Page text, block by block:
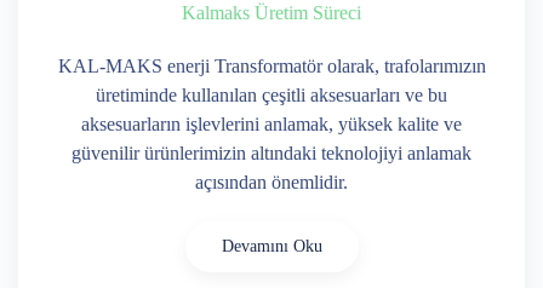
Kalmaks Üretim Süreci
KAL-MAKS enerji Transformatör olarak, trafolarımızın
üretiminde kullanılan çeşitli aksesuarları ve bu
aksesuarların işlevlerini anlamak, yüksek kalite ve
güvenilir ürünlerimizin altındaki teknolojiyi anlamak
açısından önemlidir.
Devamını Oku